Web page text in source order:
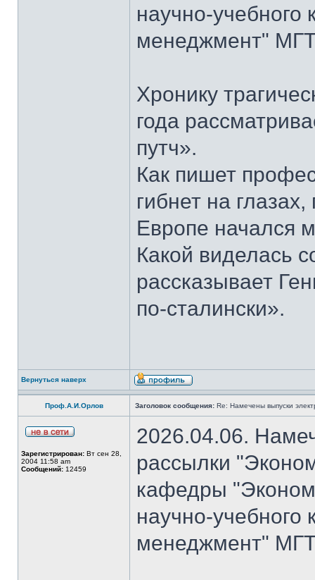
научно-
менеджмент"
Хронику
года
путч».
Как пишет
гибнет на
Европе начался
Какой виделась
рассказывает
по-сталински».
Вернуться наверх
Проф.А.И.Орлов Заголовок сообщения: Re: Намечены выпуски
Зарегистрирован: Вт сен 28,
2004 11:58 am
Сообщений: 12459
2026.04.06.
рассылки
кафедры
научно-
менеджмент"